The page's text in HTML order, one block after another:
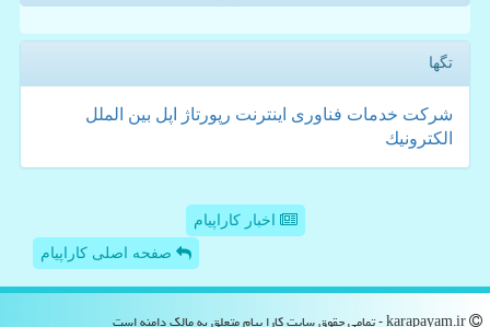
تگها
شركت خدمات فناوری اینترنت رپورتاژ اپل بین الملل
الكترونیك
اخبار کاراپیام
صفحه اصلی کاراپیام